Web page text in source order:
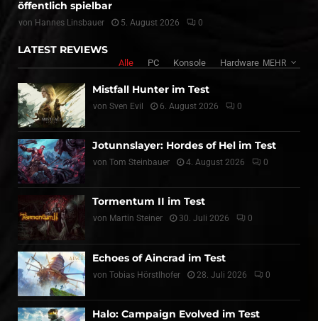
öffentlich spielbar
von Hannes Linsbauer 5. August 2026 0
LATEST REVIEWS
Alle PC Konsole Hardware MEHR
Mistfall Hunter im Test
von Sven Evil 6. August 2026 0
Jotunnslayer: Hordes of Hel im Test
von Tom Steinbauer 4. August 2026 0
Tormentum II im Test
von Martin Steiner 30. Juli 2026 0
Echoes of Aincrad im Test
von Tobias Hörstlhofer 28. Juli 2026 0
Halo: Campaign Evolved im Test